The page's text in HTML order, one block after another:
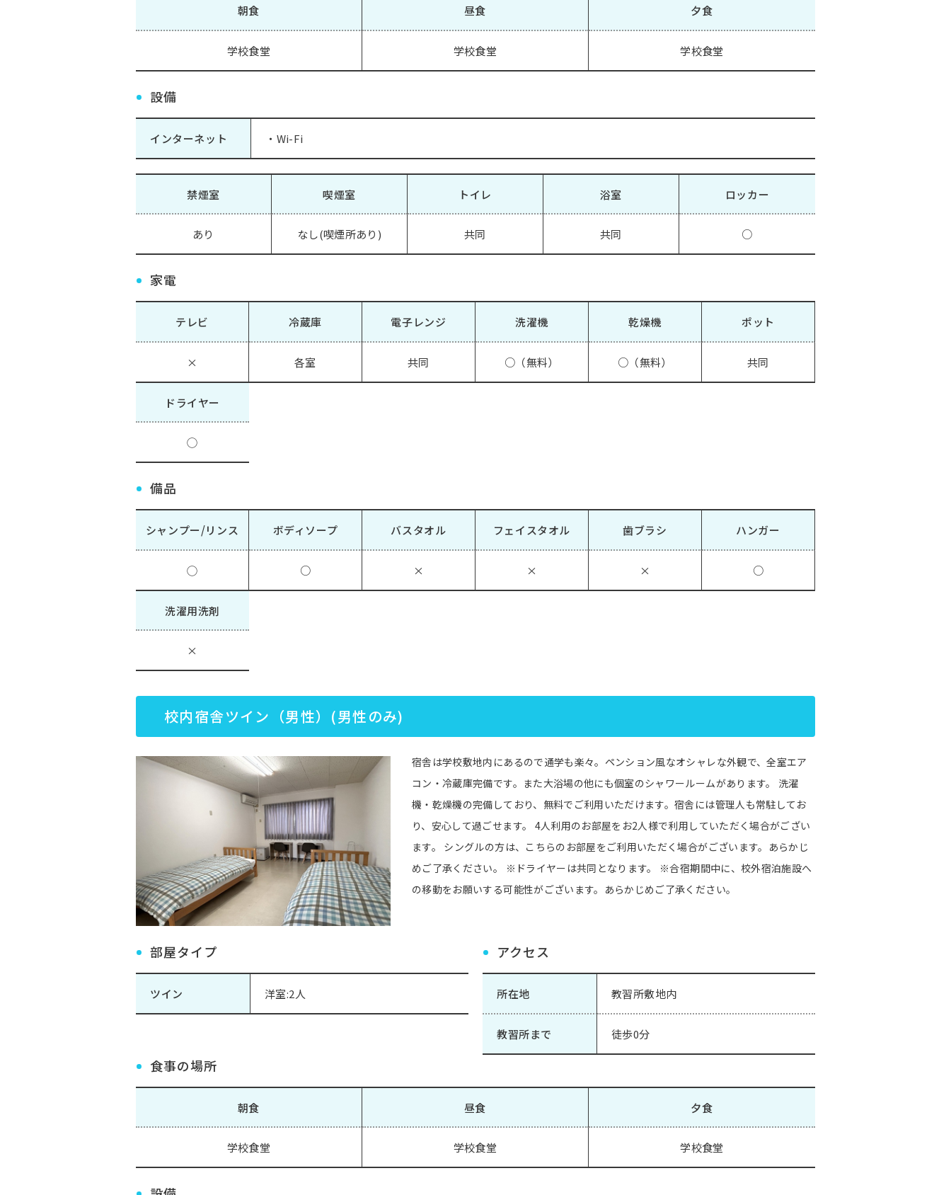
朝食
学校食堂
昼食
学校食堂
夕食
学校食堂
設備
インターネット ・Wi-Fi
禁煙室
あり
喫煙室
なし(喫煙所あり)
トイレ
共同
浴室
共同
ロッカー
○
家電
テレビ
×
冷蔵庫
各室
電子レンジ
共同
洗濯機
○（無料）
乾燥機
○（無料）
ポット
共同
ドライヤー
◯
備品
シャンプー/リンス
◯
ボディソープ
○
バスタオル
×
フェイスタオル
×
歯ブラシ
×
ハンガー
○
洗濯用洗剤
×
校内宿舎ツイン（男性）(男性のみ)
宿舎は学校敷地内にあるので通学も楽々。ペンション風なオシャレな外観で、全室エア
コン・冷蔵庫完備です。また大浴場の他にも個室のシャワールームがあります。 洗濯
機・乾燥機の完備しており、無料でご利用いただけます。宿舎には管理人も常駐してお
り、安心して過ごせます。 4人利用のお部屋をお2人様で利用していただく場合がござい
ます。 シングルの方は、こちらのお部屋をご利用いただく場合がございます。あらかじ
めご了承ください。 ※ドライヤーは共同となります。 ※合宿期間中に、校外宿泊施設へ
の移動をお願いする可能性がございます。あらかじめご了承ください。
部屋タイプ
ツイン 洋室:2人
アクセス
所在地 教習所敷地内
教習所まで 徒歩0分
食事の場所
朝食
学校食堂
昼食
学校食堂
夕食
学校食堂